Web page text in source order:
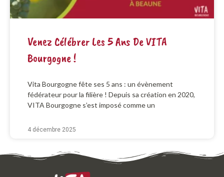
Venez Célébrer Les 5 Ans De VITA
Bourgogne !
Vita Bourgogne fête ses 5 ans : un évènement
fédérateur pour la filière ! Depuis sa création en 2020,
VITA Bourgogne s’est imposé comme un
4 décembre 2025